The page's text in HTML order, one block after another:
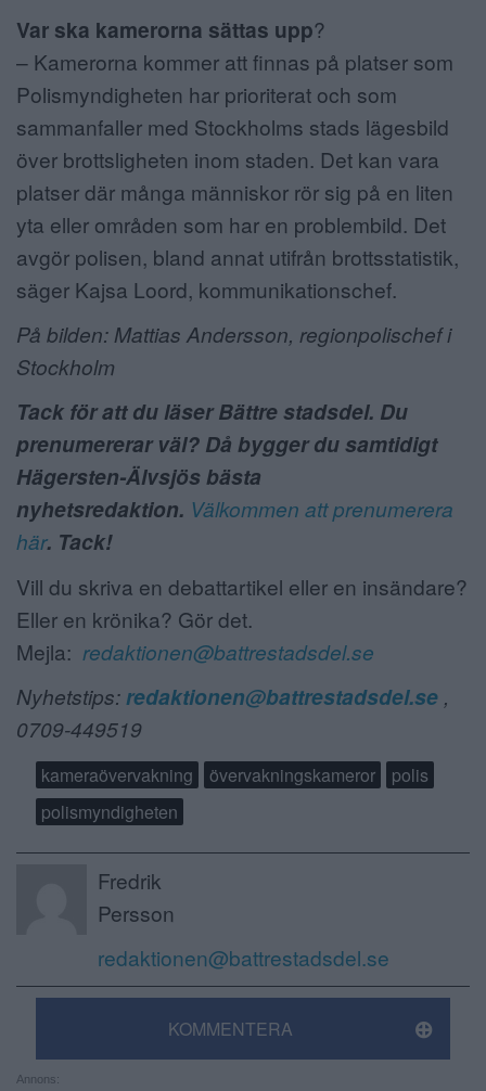
Var ska kamerorna sättas upp?
– Kamerorna kommer att finnas på platser som
Polismyndigheten har prioriterat och som
sammanfaller med Stockholms stads lägesbild
över brottsligheten inom staden. Det kan vara
platser där många människor rör sig på en liten
yta eller områden som har en problembild. Det
avgör polisen, bland annat utifrån brottsstatistik,
säger Kajsa Loord, kommunikationschef.
På bilden: Mattias Andersson, regionpolischef i
Stockholm
Tack för att du läser Bättre stadsdel. Du
prenumererar väl? Då bygger du samtidigt
Hägersten-Älvsjös bästa
nyhetsredaktion. Välkommen att prenumerera
här. Tack!
Vill du skriva en debattartikel eller en insändare?
Eller en krönika? Gör det.
Mejla: redaktionen@battrestadsdel.se
Nyhetstips:redaktionen@battrestadsdel.se ,
0709-449519
kameraövervakning övervakningskameror
polis
polismyndigheten
Fredrik
Persson
redaktionen@battrestadsdel.se
KOMMENTERA
Annons: